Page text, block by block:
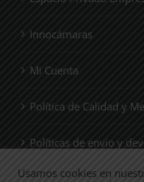
Innocámaras
Mi Cuenta
Política de Calidad y
Políticas de envio y
Quienes Somos
Usamos cookies en